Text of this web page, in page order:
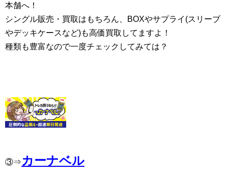
本舗へ！
シングル販売・買取はもちろん、BOXやサプライ(スリーブ
やデッキケースなど)も高価買取してますよ！
種類も豊富なので一度チェックしてみては？
③⇒ カーナベル